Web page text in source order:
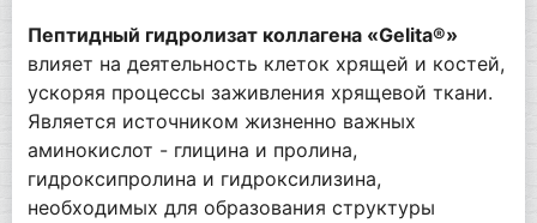
Пептидный гидролизат коллагена «Gelita®»
влияет на деятельность клеток хрящей и костей,
ускоряя процессы заживления хрящевой ткани.
Является источником жизненно важных
аминокислот - глицина и пролина,
гидроксипролина и гидроксилизина,
необходимых для образования структуры